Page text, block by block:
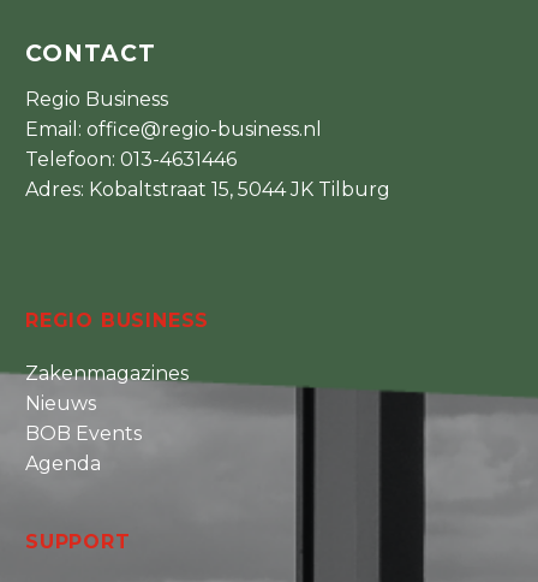
CONTACT
Regio Business
Email: office@regio-business.nl
Telefoon: 013-4631446
Adres: Kobaltstraat 15, 5044 JK Tilburg
REGIO BUSINESS
Zakenmagazines
Nieuws
BOB Events
Agenda
SUPPORT